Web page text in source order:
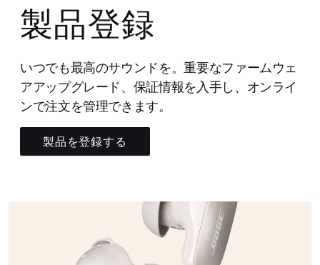
製品登録
いつでも最高のサウンドを。重要なファームウェ
アアップグレード、保証情報を入手し、オンライ
ンで注文を管理できます。
製品を登録する